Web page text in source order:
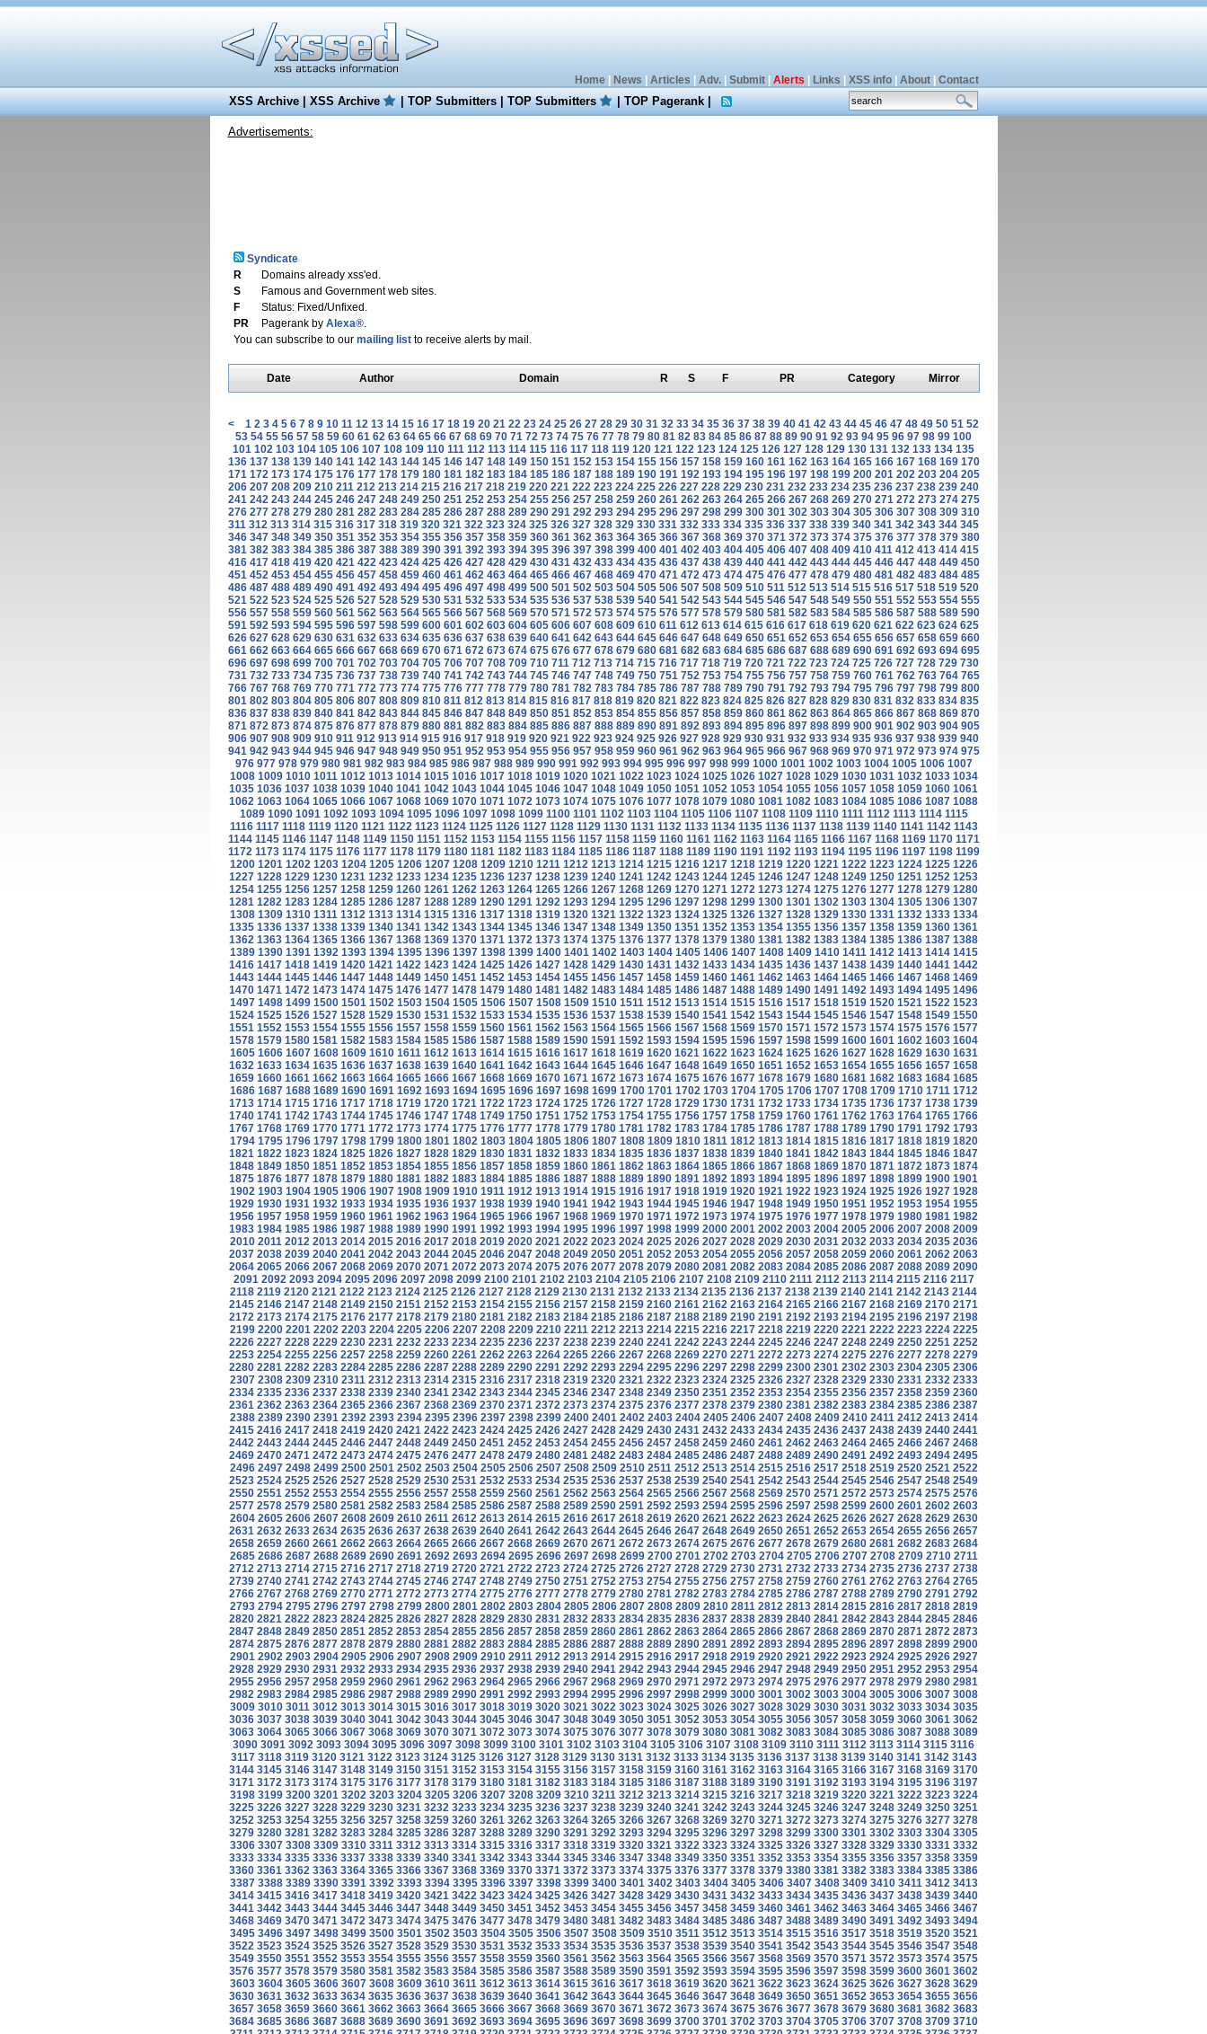
Home| News Articles Adv.| Submit| Alerts Links XSS info| About| Contact
XSS Archive|XSS Archive |TOP Submitters|TOP Submitters |TOP Pagerank|
Advertisements:
Syndicate
R
Domains already xss'ed.
S
Famous and Government web sites.
F
Status: Fixed/Unfixed.
PR
Pagerank by Alexa®.
You can subscribe to our mailing listto receive alerts by mail.
Date Author Domain R S F PR Category Mirror
< 1 2 3 4 5 6 7 8 9 10 11 12 13 14 15 16 17 18 19 20 21 22 23 24 25 26 27 28 29 30 31 32 33 34 35 36 37 38 39 40 41 42 43 44 45 46 47 48 49 50 51 52
53 54 55 56 57 58 59 60 61 62 63 64 65 66 67 68 69 70 71 72 73 74 75 76 77 78 79 80 81 82 83 84 85 86 87 88 89 90 91 92 93 94 95 96 97 98 99 100
101 102 103 104 105 106 107 108 109 110 111 112 113 114 115 116 117 118 119 120 121 122 123 124 125 126 127 128 129 130 131 132 133 134 135
136 137 138 139 140 141 142 143 144 145 146 147 148 149 150 151 152 153 154 155 156 157 158 159 160 161 162 163 164 165 166 167 168 169 170
171 172 173 174 175 176 177 178 179 180 181 182 183 184 185 186 187 188 189 190 191 192 193 194 195 196 197 198 199 200 201 202 203 204 205
206 207 208 209 210 211 212 213 214 215 216 217 218 219 220 221 222 223 224 225 226 227 228 229 230 231 232 233 234 235 236 237 238 239 240
241 242 243 244 245 246 247 248 249 250 251 252 253 254 255 256 257 258 259 260 261 262 263 264 265 266 267 268 269 270 271 272 273 274 275
276 277 278 279 280 281 282 283 284 285 286 287 288 289 290 291 292 293 294 295 296 297 298 299 300 301 302 303 304 305 306 307 308 309 310
311 312 313 314 315 316 317 318 319 320 321 322 323 324 325 326 327 328 329 330 331 332 333 334 335 336 337 338 339 340 341 342 343 344 345
346 347 348 349 350 351 352 353 354 355 356 357 358 359 360 361 362 363 364 365 366 367 368 369 370 371 372 373 374 375 376 377 378 379 380
381 382 383 384 385 386 387 388 389 390 391 392 393 394 395 396 397 398 399 400 401 402 403 404 405 406 407 408 409 410 411 412 413 414 415
416 417 418 419 420 421 422 423 424 425 426 427 428 429 430 431 432 433 434 435 436 437 438 439 440 441 442 443 444 445 446 447 448 449 450
451 452 453 454 455 456 457 458 459 460 461 462 463 464 465 466 467 468 469 470 471 472 473 474 475 476 477 478 479 480 481 482 483 484 485
486 487 488 489 490 491 492 493 494 495 496 497 498 499 500 501 502 503 504 505 506 507 508 509 510 511 512 513 514 515 516 517 518 519 520
521 522 523 524 525 526 527 528 529 530 531 532 533 534 535 536 537 538 539 540 541 542 543 544 545 546 547 548 549 550 551 552 553 554 555
556 557 558 559 560 561 562 563 564 565 566 567 568 569 570 571 572 573 574 575 576 577 578 579 580 581 582 583 584 585 586 587 588 589 590
591 592 593 594 595 596 597 598 599 600 601 602 603 604 605 606 607 608 609 610 611 612 613 614 615 616 617 618 619 620 621 622 623 624 625
626 627 628 629 630 631 632 633 634 635 636 637 638 639 640 641 642 643 644 645 646 647 648 649 650 651 652 653 654 655 656 657 658 659 660
661 662 663 664 665 666 667 668 669 670 671 672 673 674 675 676 677 678 679 680 681 682 683 684 685 686 687 688 689 690 691 692 693 694 695
696 697 698 699 700 701 702 703 704 705 706 707 708 709 710 711 712 713 714 715 716 717 718 719 720 721 722 723 724 725 726 727 728 729 730
731 732 733 734 735 736 737 738 739 740 741 742 743 744 745 746 747 748 749 750 751 752 753 754 755 756 757 758 759 760 761 762 763 764 765
766 767 768 769 770 771 772 773 774 775 776 777 778 779 780 781 782 783 784 785 786 787 788 789 790 791 792 793 794 795 796 797 798 799 800
801 802 803 804 805 806 807 808 809 810 811 812 813 814 815 816 817 818 819 820 821 822 823 824 825 826 827 828 829 830 831 832 833 834 835
836 837 838 839 840 841 842 843 844 845 846 847 848 849 850 851 852 853 854 855 856 857 858 859 860 861 862 863 864 865 866 867 868 869 870
871 872 873 874 875 876 877 878 879 880 881 882 883 884 885 886 887 888 889 890 891 892 893 894 895 896 897 898 899 900 901 902 903 904 905
906 907 908 909 910 911 912 913 914 915 916 917 918 919 920 921 922 923 924 925 926 927 928 929 930 931 932 933 934 935 936 937 938 939 940
941 942 943 944 945 946 947 948 949 950 951 952 953 954 955 956 957 958 959 960 961 962 963 964 965 966 967 968 969 970 971 972 973 974 975
976 977 978 979 980 981 982 983 984 985 986 987 988 989 990 991 992 993 994 995 996 997 998 999 1000 1001 1002 1003 1004 1005 1006 1007
1008 1009 1010 1011 1012 1013 1014 1015 1016 1017 1018 1019 1020 1021 1022 1023 1024 1025 1026 1027 1028 1029 1030 1031 1032 1033 1034
1035 1036 1037 1038 1039 1040 1041 1042 1043 1044 1045 1046 1047 1048 1049 1050 1051 1052 1053 1054 1055 1056 1057 1058 1059 1060 1061
1062 1063 1064 1065 1066 1067 1068 1069 1070 1071 1072 1073 1074 1075 1076 1077 1078 1079 1080 1081 1082 1083 1084 1085 1086 1087 1088
1089 1090 1091 1092 1093 1094 1095 1096 1097 1098 1099 1100 1101 1102 1103 1104 1105 1106 1107 1108 1109 1110 1111 1112 1113 1114 1115
1116 1117 1118 1119 1120 1121 1122 1123 1124 1125 1126 1127 1128 1129 1130 1131 1132 1133 1134 1135 1136 1137 1138 1139 1140 1141 1142 1143
1144 1145 1146 1147 1148 1149 1150 1151 1152 1153 1154 1155 1156 1157 1158 1159 1160 1161 1162 1163 1164 1165 1166 1167 1168 1169 1170 1171
1172 1173 1174 1175 1176 1177 1178 1179 1180 1181 1182 1183 1184 1185 1186 1187 1188 1189 1190 1191 1192 1193 1194 1195 1196 1197 1198 1199
1200 1201 1202 1203 1204 1205 1206 1207 1208 1209 1210 1211 1212 1213 1214 1215 1216 1217 1218 1219 1220 1221 1222 1223 1224 1225 1226
1227 1228 1229 1230 1231 1232 1233 1234 1235 1236 1237 1238 1239 1240 1241 1242 1243 1244 1245 1246 1247 1248 1249 1250 1251 1252 1253
1254 1255 1256 1257 1258 1259 1260 1261 1262 1263 1264 1265 1266 1267 1268 1269 1270 1271 1272 1273 1274 1275 1276 1277 1278 1279 1280
1281 1282 1283 1284 1285 1286 1287 1288 1289 1290 1291 1292 1293 1294 1295 1296 1297 1298 1299 1300 1301 1302 1303 1304 1305 1306 1307
1308 1309 1310 1311 1312 1313 1314 1315 1316 1317 1318 1319 1320 1321 1322 1323 1324 1325 1326 1327 1328 1329 1330 1331 1332 1333 1334
1335 1336 1337 1338 1339 1340 1341 1342 1343 1344 1345 1346 1347 1348 1349 1350 1351 1352 1353 1354 1355 1356 1357 1358 1359 1360 1361
1362 1363 1364 1365 1366 1367 1368 1369 1370 1371 1372 1373 1374 1375 1376 1377 1378 1379 1380 1381 1382 1383 1384 1385 1386 1387 1388
1389 1390 1391 1392 1393 1394 1395 1396 1397 1398 1399 1400 1401 1402 1403 1404 1405 1406 1407 1408 1409 1410 1411 1412 1413 1414 1415
1416 1417 1418 1419 1420 1421 1422 1423 1424 1425 1426 1427 1428 1429 1430 1431 1432 1433 1434 1435 1436 1437 1438 1439 1440 1441 1442
1443 1444 1445 1446 1447 1448 1449 1450 1451 1452 1453 1454 1455 1456 1457 1458 1459 1460 1461 1462 1463 1464 1465 1466 1467 1468 1469
1470 1471 1472 1473 1474 1475 1476 1477 1478 1479 1480 1481 1482 1483 1484 1485 1486 1487 1488 1489 1490 1491 1492 1493 1494 1495 1496
1497 1498 1499 1500 1501 1502 1503 1504 1505 1506 1507 1508 1509 1510 1511 1512 1513 1514 1515 1516 1517 1518 1519 1520 1521 1522 1523
1524 1525 1526 1527 1528 1529 1530 1531 1532 1533 1534 1535 1536 1537 1538 1539 1540 1541 1542 1543 1544 1545 1546 1547 1548 1549 1550
1551 1552 1553 1554 1555 1556 1557 1558 1559 1560 1561 1562 1563 1564 1565 1566 1567 1568 1569 1570 1571 1572 1573 1574 1575 1576 1577
1578 1579 1580 1581 1582 1583 1584 1585 1586 1587 1588 1589 1590 1591 1592 1593 1594 1595 1596 1597 1598 1599 1600 1601 1602 1603 1604
1605 1606 1607 1608 1609 1610 1611 1612 1613 1614 1615 1616 1617 1618 1619 1620 1621 1622 1623 1624 1625 1626 1627 1628 1629 1630 1631
1632 1633 1634 1635 1636 1637 1638 1639 1640 1641 1642 1643 1644 1645 1646 1647 1648 1649 1650 1651 1652 1653 1654 1655 1656 1657 1658
1659 1660 1661 1662 1663 1664 1665 1666 1667 1668 1669 1670 1671 1672 1673 1674 1675 1676 1677 1678 1679 1680 1681 1682 1683 1684 1685
1686 1687 1688 1689 1690 1691 1692 1693 1694 1695 1696 1697 1698 1699 1700 1701 1702 1703 1704 1705 1706 1707 1708 1709 1710 1711 1712
1713 1714 1715 1716 1717 1718 1719 1720 1721 1722 1723 1724 1725 1726 1727 1728 1729 1730 1731 1732 1733 1734 1735 1736 1737 1738 1739
1740 1741 1742 1743 1744 1745 1746 1747 1748 1749 1750 1751 1752 1753 1754 1755 1756 1757 1758 1759 1760 1761 1762 1763 1764 1765 1766
1767 1768 1769 1770 1771 1772 1773 1774 1775 1776 1777 1778 1779 1780 1781 1782 1783 1784 1785 1786 1787 1788 1789 1790 1791 1792 1793
1794 1795 1796 1797 1798 1799 1800 1801 1802 1803 1804 1805 1806 1807 1808 1809 1810 1811 1812 1813 1814 1815 1816 1817 1818 1819 1820
1821 1822 1823 1824 1825 1826 1827 1828 1829 1830 1831 1832 1833 1834 1835 1836 1837 1838 1839 1840 1841 1842 1843 1844 1845 1846 1847
1848 1849 1850 1851 1852 1853 1854 1855 1856 1857 1858 1859 1860 1861 1862 1863 1864 1865 1866 1867 1868 1869 1870 1871 1872 1873 1874
1875 1876 1877 1878 1879 1880 1881 1882 1883 1884 1885 1886 1887 1888 1889 1890 1891 1892 1893 1894 1895 1896 1897 1898 1899 1900 1901
1902 1903 1904 1905 1906 1907 1908 1909 1910 1911 1912 1913 1914 1915 1916 1917 1918 1919 1920 1921 1922 1923 1924 1925 1926 1927 1928
1929 1930 1931 1932 1933 1934 1935 1936 1937 1938 1939 1940 1941 1942 1943 1944 1945 1946 1947 1948 1949 1950 1951 1952 1953 1954 1955
1956 1957 1958 1959 1960 1961 1962 1963 1964 1965 1966 1967 1968 1969 1970 1971 1972 1973 1974 1975 1976 1977 1978 1979 1980 1981 1982
1983 1984 1985 1986 1987 1988 1989 1990 1991 1992 1993 1994 1995 1996 1997 1998 1999 2000 2001 2002 2003 2004 2005 2006 2007 2008 2009
2010 2011 2012 2013 2014 2015 2016 2017 2018 2019 2020 2021 2022 2023 2024 2025 2026 2027 2028 2029 2030 2031 2032 2033 2034 2035 2036
2037 2038 2039 2040 2041 2042 2043 2044 2045 2046 2047 2048 2049 2050 2051 2052 2053 2054 2055 2056 2057 2058 2059 2060 2061 2062 2063
2064 2065 2066 2067 2068 2069 2070 2071 2072 2073 2074 2075 2076 2077 2078 2079 2080 2081 2082 2083 2084 2085 2086 2087 2088 2089 2090
2091 2092 2093 2094 2095 2096 2097 2098 2099 2100 2101 2102 2103 2104 2105 2106 2107 2108 2109 2110 2111 2112 2113 2114 2115 2116 2117
2118 2119 2120 2121 2122 2123 2124 2125 2126 2127 2128 2129 2130 2131 2132 2133 2134 2135 2136 2137 2138 2139 2140 2141 2142 2143 2144
2145 2146 2147 2148 2149 2150 2151 2152 2153 2154 2155 2156 2157 2158 2159 2160 2161 2162 2163 2164 2165 2166 2167 2168 2169 2170 2171
2172 2173 2174 2175 2176 2177 2178 2179 2180 2181 2182 2183 2184 2185 2186 2187 2188 2189 2190 2191 2192 2193 2194 2195 2196 2197 2198
2199 2200 2201 2202 2203 2204 2205 2206 2207 2208 2209 2210 2211 2212 2213 2214 2215 2216 2217 2218 2219 2220 2221 2222 2223 2224 2225
2226 2227 2228 2229 2230 2231 2232 2233 2234 2235 2236 2237 2238 2239 2240 2241 2242 2243 2244 2245 2246 2247 2248 2249 2250 2251 2252
2253 2254 2255 2256 2257 2258 2259 2260 2261 2262 2263 2264 2265 2266 2267 2268 2269 2270 2271 2272 2273 2274 2275 2276 2277 2278 2279
2280 2281 2282 2283 2284 2285 2286 2287 2288 2289 2290 2291 2292 2293 2294 2295 2296 2297 2298 2299 2300 2301 2302 2303 2304 2305 2306
2307 2308 2309 2310 2311 2312 2313 2314 2315 2316 2317 2318 2319 2320 2321 2322 2323 2324 2325 2326 2327 2328 2329 2330 2331 2332 2333
2334 2335 2336 2337 2338 2339 2340 2341 2342 2343 2344 2345 2346 2347 2348 2349 2350 2351 2352 2353 2354 2355 2356 2357 2358 2359 2360
2361 2362 2363 2364 2365 2366 2367 2368 2369 2370 2371 2372 2373 2374 2375 2376 2377 2378 2379 2380 2381 2382 2383 2384 2385 2386 2387
2388 2389 2390 2391 2392 2393 2394 2395 2396 2397 2398 2399 2400 2401 2402 2403 2404 2405 2406 2407 2408 2409 2410 2411 2412 2413 2414
2415 2416 2417 2418 2419 2420 2421 2422 2423 2424 2425 2426 2427 2428 2429 2430 2431 2432 2433 2434 2435 2436 2437 2438 2439 2440 2441
2442 2443 2444 2445 2446 2447 2448 2449 2450 2451 2452 2453 2454 2455 2456 2457 2458 2459 2460 2461 2462 2463 2464 2465 2466 2467 2468
2469 2470 2471 2472 2473 2474 2475 2476 2477 2478 2479 2480 2481 2482 2483 2484 2485 2486 2487 2488 2489 2490 2491 2492 2493 2494 2495
2496 2497 2498 2499 2500 2501 2502 2503 2504 2505 2506 2507 2508 2509 2510 2511 2512 2513 2514 2515 2516 2517 2518 2519 2520 2521 2522
2523 2524 2525 2526 2527 2528 2529 2530 2531 2532 2533 2534 2535 2536 2537 2538 2539 2540 2541 2542 2543 2544 2545 2546 2547 2548 2549
2550 2551 2552 2553 2554 2555 2556 2557 2558 2559 2560 2561 2562 2563 2564 2565 2566 2567 2568 2569 2570 2571 2572 2573 2574 2575 2576
2577 2578 2579 2580 2581 2582 2583 2584 2585 2586 2587 2588 2589 2590 2591 2592 2593 2594 2595 2596 2597 2598 2599 2600 2601 2602 2603
2604 2605 2606 2607 2608 2609 2610 2611 2612 2613 2614 2615 2616 2617 2618 2619 2620 2621 2622 2623 2624 2625 2626 2627 2628 2629 2630
2631 2632 2633 2634 2635 2636 2637 2638 2639 2640 2641 2642 2643 2644 2645 2646 2647 2648 2649 2650 2651 2652 2653 2654 2655 2656 2657
2658 2659 2660 2661 2662 2663 2664 2665 2666 2667 2668 2669 2670 2671 2672 2673 2674 2675 2676 2677 2678 2679 2680 2681 2682 2683 2684
2685 2686 2687 2688 2689 2690 2691 2692 2693 2694 2695 2696 2697 2698 2699 2700 2701 2702 2703 2704 2705 2706 2707 2708 2709 2710 2711
2712 2713 2714 2715 2716 2717 2718 2719 2720 2721 2722 2723 2724 2725 2726 2727 2728 2729 2730 2731 2732 2733 2734 2735 2736 2737 2738
2739 2740 2741 2742 2743 2744 2745 2746 2747 2748 2749 2750 2751 2752 2753 2754 2755 2756 2757 2758 2759 2760 2761 2762 2763 2764 2765
2766 2767 2768 2769 2770 2771 2772 2773 2774 2775 2776 2777 2778 2779 2780 2781 2782 2783 2784 2785 2786 2787 2788 2789 2790 2791 2792
2793 2794 2795 2796 2797 2798 2799 2800 2801 2802 2803 2804 2805 2806 2807 2808 2809 2810 2811 2812 2813 2814 2815 2816 2817 2818 2819
2820 2821 2822 2823 2824 2825 2826 2827 2828 2829 2830 2831 2832 2833 2834 2835 2836 2837 2838 2839 2840 2841 2842 2843 2844 2845 2846
2847 2848 2849 2850 2851 2852 2853 2854 2855 2856 2857 2858 2859 2860 2861 2862 2863 2864 2865 2866 2867 2868 2869 2870 2871 2872 2873
2874 2875 2876 2877 2878 2879 2880 2881 2882 2883 2884 2885 2886 2887 2888 2889 2890 2891 2892 2893 2894 2895 2896 2897 2898 2899 2900
2901 2902 2903 2904 2905 2906 2907 2908 2909 2910 2911 2912 2913 2914 2915 2916 2917 2918 2919 2920 2921 2922 2923 2924 2925 2926 2927
2928 2929 2930 2931 2932 2933 2934 2935 2936 2937 2938 2939 2940 2941 2942 2943 2944 2945 2946 2947 2948 2949 2950 2951 2952 2953 2954
2955 2956 2957 2958 2959 2960 2961 2962 2963 2964 2965 2966 2967 2968 2969 2970 2971 2972 2973 2974 2975 2976 2977 2978 2979 2980 2981
2982 2983 2984 2985 2986 2987 2988 2989 2990 2991 2992 2993 2994 2995 2996 2997 2998 2999 3000 3001 3002 3003 3004 3005 3006 3007 3008
3009 3010 3011 3012 3013 3014 3015 3016 3017 3018 3019 3020 3021 3022 3023 3024 3025 3026 3027 3028 3029 3030 3031 3032 3033 3034 3035
3036 3037 3038 3039 3040 3041 3042 3043 3044 3045 3046 3047 3048 3049 3050 3051 3052 3053 3054 3055 3056 3057 3058 3059 3060 3061 3062
3063 3064 3065 3066 3067 3068 3069 3070 3071 3072 3073 3074 3075 3076 3077 3078 3079 3080 3081 3082 3083 3084 3085 3086 3087 3088 3089
3090 3091 3092 3093 3094 3095 3096 3097 3098 3099 3100 3101 3102 3103 3104 3105 3106 3107 3108 3109 3110 3111 3112 3113 3114 3115 3116
3117 3118 3119 3120 3121 3122 3123 3124 3125 3126 3127 3128 3129 3130 3131 3132 3133 3134 3135 3136 3137 3138 3139 3140 3141 3142 3143
3144 3145 3146 3147 3148 3149 3150 3151 3152 3153 3154 3155 3156 3157 3158 3159 3160 3161 3162 3163 3164 3165 3166 3167 3168 3169 3170
3171 3172 3173 3174 3175 3176 3177 3178 3179 3180 3181 3182 3183 3184 3185 3186 3187 3188 3189 3190 3191 3192 3193 3194 3195 3196 3197
3198 3199 3200 3201 3202 3203 3204 3205 3206 3207 3208 3209 3210 3211 3212 3213 3214 3215 3216 3217 3218 3219 3220 3221 3222 3223 3224
3225 3226 3227 3228 3229 3230 3231 3232 3233 3234 3235 3236 3237 3238 3239 3240 3241 3242 3243 3244 3245 3246 3247 3248 3249 3250 3251
3252 3253 3254 3255 3256 3257 3258 3259 3260 3261 3262 3263 3264 3265 3266 3267 3268 3269 3270 3271 3272 3273 3274 3275 3276 3277 3278
3279 3280 3281 3282 3283 3284 3285 3286 3287 3288 3289 3290 3291 3292 3293 3294 3295 3296 3297 3298 3299 3300 3301 3302 3303 3304 3305
3306 3307 3308 3309 3310 3311 3312 3313 3314 3315 3316 3317 3318 3319 3320 3321 3322 3323 3324 3325 3326 3327 3328 3329 3330 3331 3332
3333 3334 3335 3336 3337 3338 3339 3340 3341 3342 3343 3344 3345 3346 3347 3348 3349 3350 3351 3352 3353 3354 3355 3356 3357 3358 3359
3360 3361 3362 3363 3364 3365 3366 3367 3368 3369 3370 3371 3372 3373 3374 3375 3376 3377 3378 3379 3380 3381 3382 3383 3384 3385 3386
3387 3388 3389 3390 3391 3392 3393 3394 3395 3396 3397 3398 3399 3400 3401 3402 3403 3404 3405 3406 3407 3408 3409 3410 3411 3412 3413
3414 3415 3416 3417 3418 3419 3420 3421 3422 3423 3424 3425 3426 3427 3428 3429 3430 3431 3432 3433 3434 3435 3436 3437 3438 3439 3440
3441 3442 3443 3444 3445 3446 3447 3448 3449 3450 3451 3452 3453 3454 3455 3456 3457 3458 3459 3460 3461 3462 3463 3464 3465 3466 3467
3468 3469 3470 3471 3472 3473 3474 3475 3476 3477 3478 3479 3480 3481 3482 3483 3484 3485 3486 3487 3488 3489 3490 3491 3492 3493 3494
3495 3496 3497 3498 3499 3500 3501 3502 3503 3504 3505 3506 3507 3508 3509 3510 3511 3512 3513 3514 3515 3516 3517 3518 3519 3520 3521
3522 3523 3524 3525 3526 3527 3528 3529 3530 3531 3532 3533 3534 3535 3536 3537 3538 3539 3540 3541 3542 3543 3544 3545 3546 3547 3548
3549 3550 3551 3552 3553 3554 3555 3556 3557 3558 3559 3560 3561 3562 3563 3564 3565 3566 3567 3568 3569 3570 3571 3572 3573 3574 3575
3576 3577 3578 3579 3580 3581 3582 3583 3584 3585 3586 3587 3588 3589 3590 3591 3592 3593 3594 3595 3596 3597 3598 3599 3600 3601 3602
3603 3604 3605 3606 3607 3608 3609 3610 3611 3612 3613 3614 3615 3616 3617 3618 3619 3620 3621 3622 3623 3624 3625 3626 3627 3628 3629
3630 3631 3632 3633 3634 3635 3636 3637 3638 3639 3640 3641 3642 3643 3644 3645 3646 3647 3648 3649 3650 3651 3652 3653 3654 3655 3656
3657 3658 3659 3660 3661 3662 3663 3664 3665 3666 3667 3668 3669 3670 3671 3672 3673 3674 3675 3676 3677 3678 3679 3680 3681 3682 3683
3684 3685 3686 3687 3688 3689 3690 3691 3692 3693 3694 3695 3696 3697 3698 3699 3700 3701 3702 3703 3704 3705 3706 3707 3708 3709 3710